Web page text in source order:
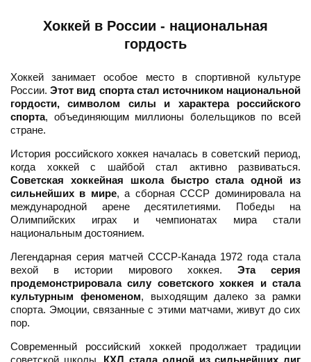
Хоккей в России - национальная
гордость
Хоккей занимает особое место в спортивной культуре
России.Этот вид спорта стал источником национальной
гордости, символом силы и характера российского
спорта, объединяющим миллионы болельщиков по всей
стране.
История российского хоккея началась в советский период,
когда хоккей с шайбой стал активно развиваться.
Советская хоккейная школа быстро стала одной из
сильнейших в мире, а сборная СССР доминировала на
международной арене десятилетиями. Победы на
Олимпийских играх и чемпионатах мира стали
национальным достоянием.
Легендарная серия матчей СССР-Канада 1972 года стала
вехой в истории мирового хоккея. Эта серия
продемонстрировала силу советского хоккея и стала
культурным феноменом, выходящим далеко за рамки
спорта. Эмоции, связанные с этими матчами, живут до сих
пор.
Современный российский хоккей продолжает традиции